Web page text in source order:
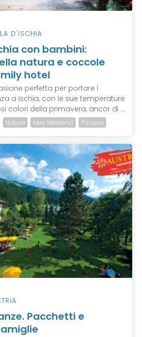
D'ISCHIA
con bambini:
natura e coccole
hotel
perfetta per portare i
a Ischia, con le sue temperature
colori della primavera, ancor di ...
Natura Idee Weekend Pasqua
Pacchetti e